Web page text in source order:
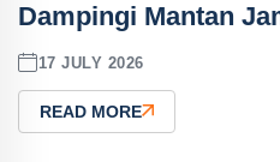
Dampingi Mantan
17 JULY 2026
READ MORE